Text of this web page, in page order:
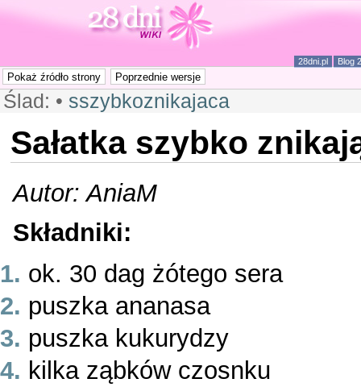
28dni.pl Blog
Ślad: • sszybkoznikajaca
Sałatka szybko
Autor: AniaM
Składniki:
ok. 30 dag żótego sera
puszka ananasa
puszka kukurydzy
kilka ząbków czosnku